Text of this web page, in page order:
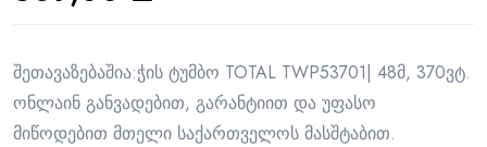
შეთავაზებაშია:ჭის ტუმბო TOTAL TWP53701| 48მ, 370ვტ.
ონლაინ განვადებით, გარანტიით და უფასო
მიწოდებით მთელი საქართველოს მასშტაბით.